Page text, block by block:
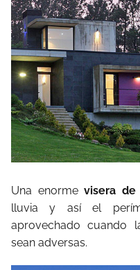
Una enormevisera de
lluvia y así el
aprovechado cuando
sean adversas.